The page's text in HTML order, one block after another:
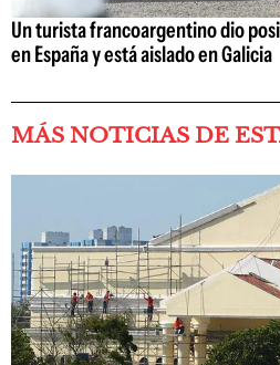
Un turista francoargentino dio
en España y está aislado en Galicia
MÁS NOTICIAS DE